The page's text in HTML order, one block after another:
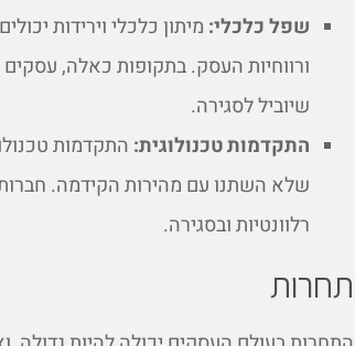
שפל כלכלי: מיתון כלכלי וירידות
ורווחיות העסק. בתקופות כאלה,
שיוביל לסגירה.
התקדמות טכנולוגית: התקדמות
שלא השתנו עם מהירות הקידמה.
רלוונטיות ובסגירה.
תחרות